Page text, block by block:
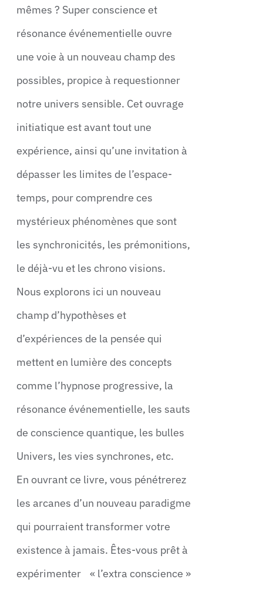
mêmes ? Super conscience et
résonance événementielle ouvre
une voie à un nouveau champ des
possibles, propice à requestionner
notre univers sensible. Cet ouvrage
initiatique est avant tout une
expérience, ainsi qu’une invitation à
dépasser les limites de l’espace-
temps, pour comprendre ces
mystérieux phénomènes que sont
les synchronicités, les prémonitions,
le déjà-vu et les chrono visions.
Nous explorons ici un nouveau
champ d’hypothèses et
d’expériences de la pensée qui
mettent en lumière des concepts
comme l’hypnose progressive, la
résonance événementielle, les sauts
de conscience quantique, les bulles
Univers, les vies synchrones, etc.
En ouvrant ce livre, vous pénétrerez
les arcanes d’un nouveau paradigme
qui pourraient transformer votre
existence à jamais. Êtes-vous prêt à
expérimenter « l’extra conscience »